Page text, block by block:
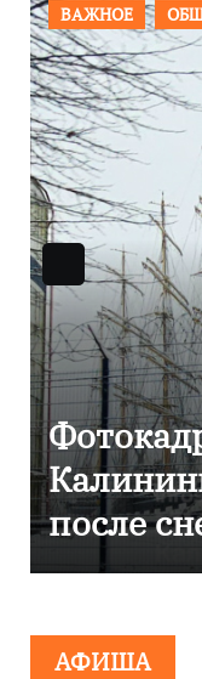
ПРОИСШЕСТВИЯ
АФИША